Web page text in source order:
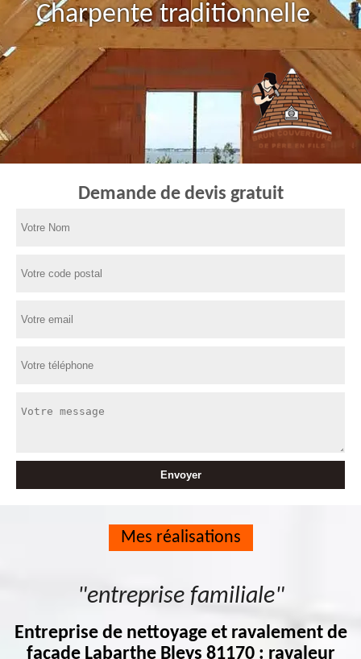
Charpente traditionnelle
Demande de devis gratuit
Mes réalisations
"entreprise familiale"
Entreprise de nettoyage et ravalement de
façade Labarthe Bleys 81170 : ravaleur